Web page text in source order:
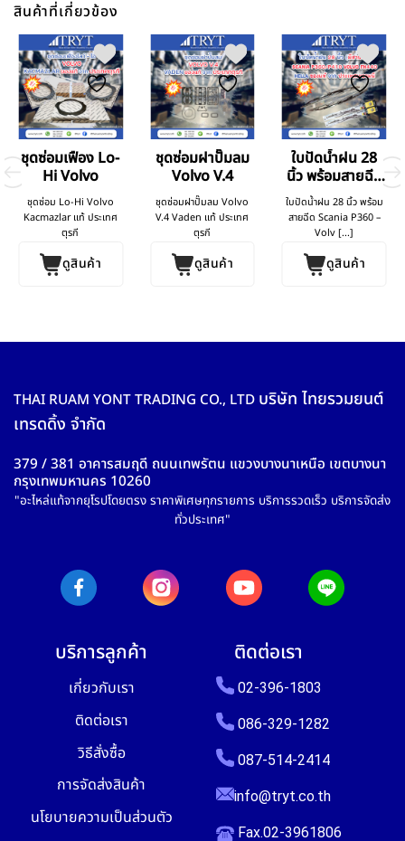
สินค้าที่เกี่ยวข้อง
ชุดซ่อมเฟือง Lo-
Hi Volvo
ชุดซ่อม Lo-Hi Volvo
Kacmazlar แท้ ประเทศ
ตุรกี
ดูสินค้า
ชุดซ่อมฝาปั๊มลม
Volvo V.4
ชุดซ่อมฝาปั๊มลม Volvo
V.4 Vaden แท้ ประเทศ
ตุรกี
ดูสินค้า
ใบปัดน้ำฝน 28
นิ้ว พร้อมสายฉีด
Scania Volvo
ใบปัดน้ำฝน 28 นิ้ว พร้อม
สายฉีด Scania P360 –
Volv [...]
ดูสินค้า
THAI RUAM YONT TRADING CO., LTD บริษัท ไทยรวมยนต์
เทรดดิ้ง จำกัด
379 / 381 อาคารสมฤดี ถนนเทพรัตน แขวงบางนาเหนือ เขตบางนา
กรุงเทพมหานคร 10260
"อะไหล่แท้จากยุโรปโดยตรง ราคาพิเศษทุกรายการ บริการรวดเร็ว บริการจัดส่ง
ทั่วประเทศ"
บริการลูกค้า
เกี่ยวกับเรา
ติดต่อเรา
วิธีสั่งซื้อ
การจัดส่งสินค้า
นโยบายความเป็นส่วนตัว
ติดต่อเรา
02-396-1803
086-329-1282
087-514-2414
info@tryt.co.th
Fax.02-3961806